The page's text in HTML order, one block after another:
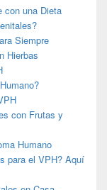
con una Dieta
Siempre
Hierbas
con Frutas y
Humano
para el VPH? Aquí